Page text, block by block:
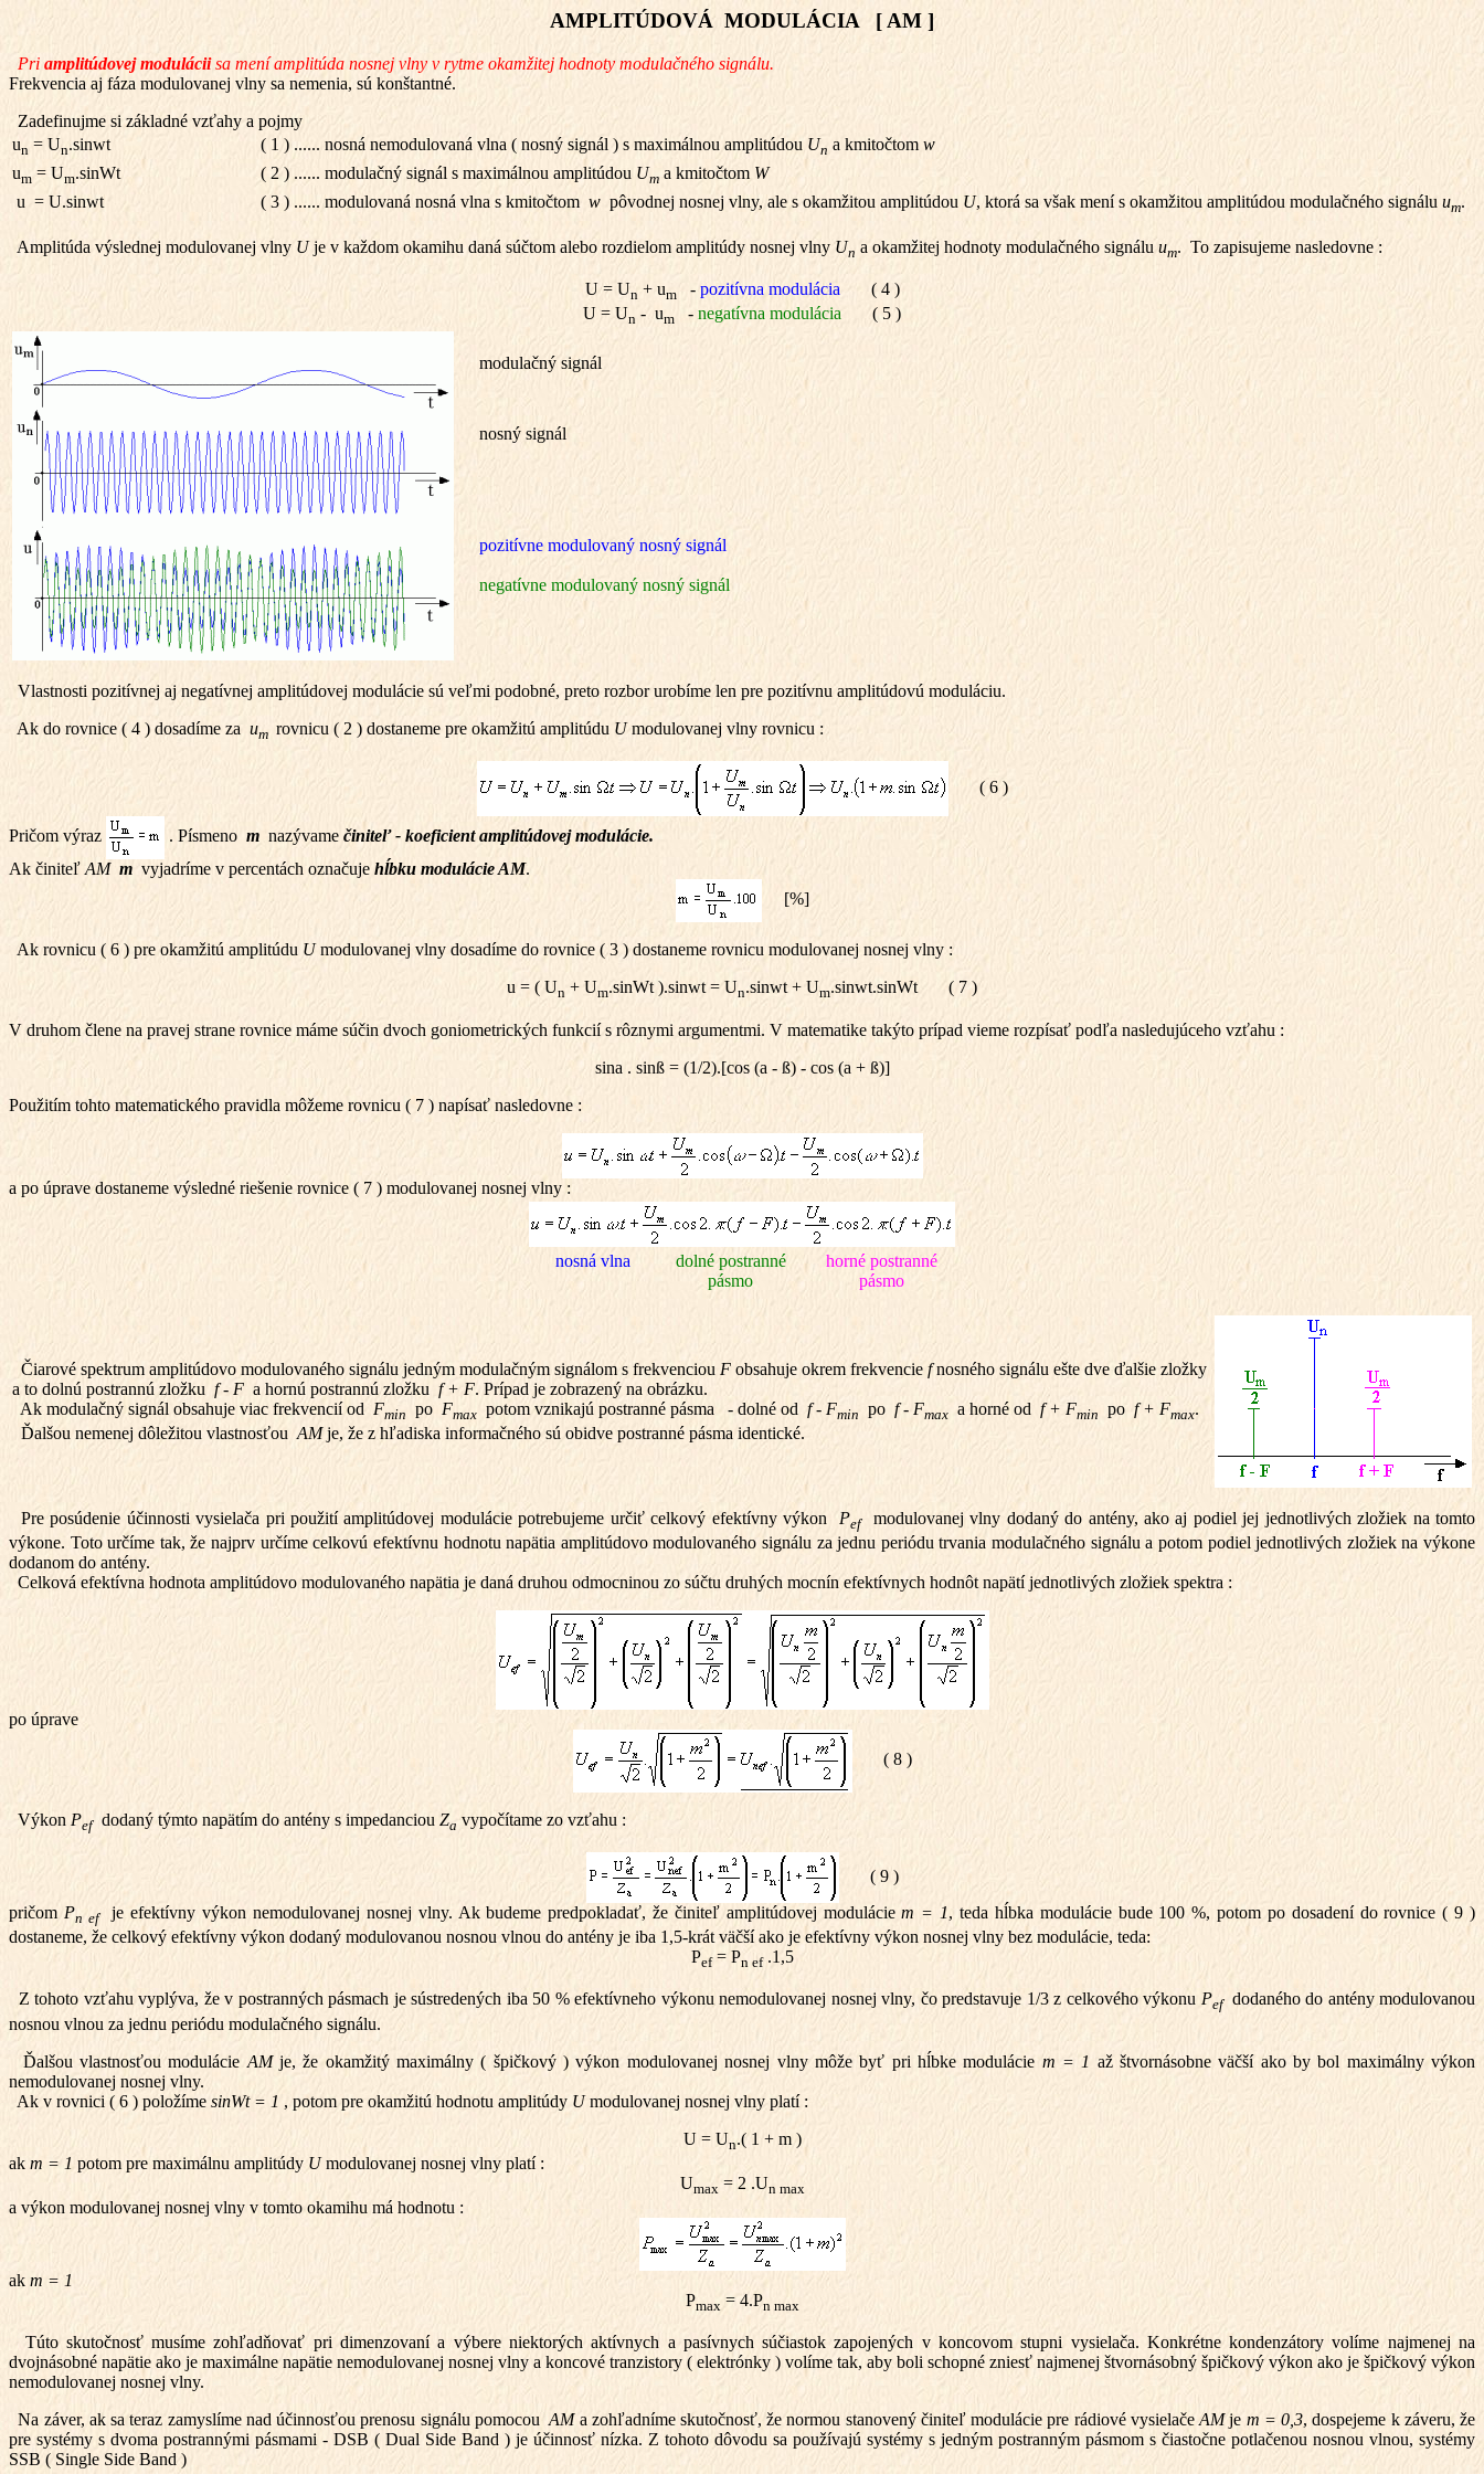
AMPLITÚDOVÁ MODULÁCIA [ AM ]
Pri amplitúdovej moduláciisa mení amplitúda nosnej vlny v rytme okamžitej hodnoty modulačného signálu.
Frekvencia aj fáza modulovanej vlny sa nemenia, sú konštantné.
Zadefinujme si základné vzťahy a pojmy
un = Un.sinwt ( 1 ) ...... nosná nemodulovaná vlna ( nosný signál ) s maximálnou amplitúdou Un a kmitočtom w
um = Um.sinWt ( 2 ) ...... modulačný signál s maximálnou amplitúdou Um a kmitočtom W
u = U.sinwt ( 3 ) ...... modulovaná nosná vlna s kmitočtom w pôvodnej nosnej vlny, ale s okamžitou amplitúdou U, ktorá sa však mení s okamžitou amplitúdou modulačného signálu um.
Amplitúda výslednej modulovanej vlny Uje v každom okamihu daná súčtom alebo rozdielom amplitúdy nosnej vlny Un a okamžitej hodnoty modulačného signálu um. To zapisujeme nasledovne :
U = Un + um - pozitívna modulácia ( 4 )
U = Un - um - negatívna modulácia ( 5 )
modulačný signál
nosný signál
pozitívne modulovaný nosný signál
negatívne modulovaný nosný signál
Vlastnosti pozitívnej aj negatívnej amplitúdovej modulácie sú veľmi podobné, preto rozbor urobíme len pre pozitívnu amplitúdovú moduláciu.
Ak do rovnice ( 4 ) dosadíme za um rovnicu ( 2 ) dostaneme pre okamžitú amplitúdu Umodulovanej vlny rovnicu :
( 6 )
Pričom výraz . Písmeno m nazývame činiteľ - koeficient amplitúdovej modulácie.
Ak činiteľAM m vyjadríme v percentách označuje hĺbku modulácie AM.
[%]
Ak rovnicu ( 6 ) pre okamžitú amplitúdu Umodulovanej vlny dosadíme do rovnice ( 3 ) dostaneme rovnicu modulovanej nosnej vlny :
u = ( Un + Um.sinWt ).sinwt = Un.sinwt + Um.sinwt.sinWt ( 7 )
V druhom člene na pravej strane rovnice máme súčin dvoch goniometrických funkcií s rôznymi argumentmi. V matematike takýto prípad vieme rozpísať podľa nasledujúceho vzťahu :
sina . sinß = (1/2).[cos (a - ß) - cos (a + ß)]
Použitím tohto matematického pravidla môžeme rovnicu ( 7 ) napísať nasledovne :
a po úprave dostaneme výsledné riešenie rovnice ( 7 ) modulovanej nosnej vlny :
nosná vlna
dolné postranné
pásmo
horné postranné
pásmo
Čiarové spektrum amplitúdovo modulovaného signálu jedným modulačným signálom s frekvenciou F obsahuje okrem frekvencie fnosného signálu ešte dve ďalšie zložky
a to dolnú postrannú zložku f - F a hornú postrannú zložku f + F. Prípad je zobrazený na obrázku.
Ak modulačný signál obsahuje viac frekvencií od Fmin po Fmax potom vznikajú postranné pásma - dolné od f - Fmin po f - Fmax a horné od f + Fmin po f + Fmax.
Ďalšou nemenej dôležitou vlastnosťou AMje, že z hľadiska informačného sú obidve postranné pásma identické.
Pre posúdenie účinnosti vysielača pri použití amplitúdovej modulácie potrebujeme určiť celkový efektívny výkon Pefmodulovanej vlny dodaný do antény, ako aj podiel jej jednotlivých zložiek na tomto
výkone. Toto určíme tak, že najprv určíme celkovú efektívnu hodnotu napätia amplitúdovo modulovaného signálu za jednu periódu trvania modulačného signálu a potom podiel jednotlivých zložiek na výkone
dodanom do antény.
Celková efektívna hodnota amplitúdovo modulovaného napätia je daná druhou odmocninou zo súčtu druhých mocnín efektívnych hodnôt napätí jednotlivých zložiek spektra :
po úprave
( 8 )
Výkon Pefdodaný týmto napätím do antény s impedanciou Za vypočítame zo vzťahu :
( 9 )
pričom Pn efje efektívny výkon nemodulovanej nosnej vlny. Ak budeme predpokladať, že činiteľ amplitúdovej moduláciem = 1, teda hĺbka modulácie bude 100 %, potom po dosadení do rovnice ( 9 )
dostaneme, že celkový efektívny výkon dodaný modulovanou nosnou vlnou do antény je iba 1,5-krát väčší ako je efektívny výkon nosnej vlny bez modulácie, teda:
Pef= Pn ef.1,5
Z tohoto vzťahu vyplýva, že v postranných pásmach je sústredených iba 50 % efektívneho výkonu nemodulovanej nosnej vlny, čo predstavuje 1/3 z celkového výkonu Pef dodaného do antény modulovanou
nosnou vlnou za jednu periódu modulačného signálu.
Ďalšou vlastnosťou modulácie AMje, že okamžitý maximálny ( špičkový ) výkon modulovanej nosnej vlny môže byť pri hĺbke modulácie m = 1 až štvornásobne väčší ako by bol maximálny výkon
nemodulovanej nosnej vlny.
Ak v rovnici ( 6 ) položíme sinWt = 1 , potom pre okamžitú hodnotu amplitúdy Umodulovanej nosnej vlny platí :
U = Un.( 1 + m )
ak m = 1 potom pre maximálnu amplitúdy Umodulovanej nosnej vlny platí :
Umax = 2 .Un max
a výkon modulovanej nosnej vlny v tomto okamihu má hodnotu :
ak m = 1
Pmax = 4.Pn max
Túto skutočnosť musíme zohľadňovať pri dimenzovaní a výbere niektorých aktívnych a pasívnych súčiastok zapojených v koncovom stupni vysielača. Konkrétne kondenzátory volíme najmenej na
dvojnásobné napätie ako je maximálne napätie nemodulovanej nosnej vlny a koncové tranzistory ( elektrónky ) volíme tak, aby boli schopné zniesť najmenej štvornásobný špičkový výkon ako je špičkový výkon
nemodulovanej nosnej vlny.
Na záver, ak sa teraz zamyslíme nad účinnosťou prenosu signálu pomocouAMa zohľadníme skutočnosť, že normou stanovený činiteľ modulácie pre rádiové vysielačeAMje m = 0,3, dospejeme k záveru, že
pre systémy s dvoma postrannými pásmami - DSB ( Dual Side Band ) je účinnosť nízka. Z tohoto dôvodu sa používajú systémy s jedným postranným pásmom s čiastočne potlačenou nosnou vlnou, systémy
SSB ( Single Side Band )